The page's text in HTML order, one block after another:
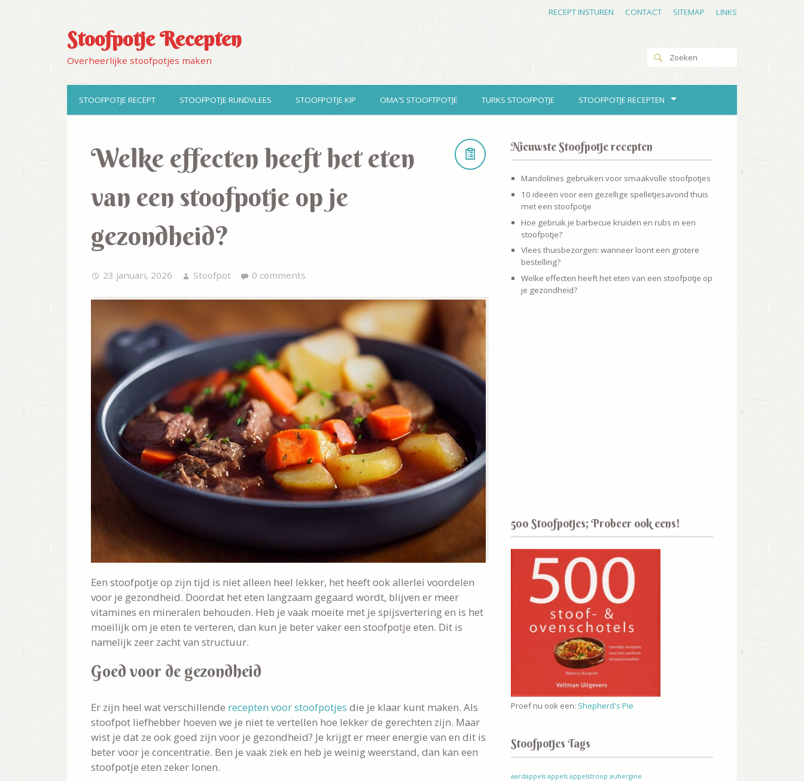
RECEPT INSTUREN CONTACT SITEMAP LINKS
Stoofpotje Recepten
Overheerlijke stoofpotjes maken
STOOFPOTJE RECEPT STOOFPOTJE RUNDVLEES STOOFPOTJE KIP OMA’S STOOFTPOTJE TURKS STOOFPOTJE STOOFPOTJE RECEPTEN
Welke effecten heeft het eten
van een stoofpotje op je
gezondheid?
23 januari, 2026 Stoofpot 0 comments
Een stoofpotje op zijn tijd is niet alleen heel lekker, het heeft ook allerlei voordelen
voor je gezondheid. Doordat het eten langzaam gegaard wordt, blijven er meer
vitamines en mineralen behouden. Heb je vaak moeite met je spijsvertering en is het
moeilijk om je eten te verteren, dan kun je beter vaker een stoofpotje eten. Dit is
namelijk zeer zacht van structuur.
Goed voor de gezondheid
Er zijn heel wat verschillende recepten voor stoofpotjes die je klaar kunt maken. Als
stoofpot liefhebber hoeven we je niet te vertellen hoe lekker de gerechten zijn. Maar
wist je dat ze ook goed zijn voor je gezondheid? Je krijgt er meer energie van en dit is
beter voor je concentratie. Ben je vaak ziek en heb je weinig weerstand, dan kan een
stoofpotje eten zeker lonen.
Nieuwste Stoofpotje recepten
Mandolines gebruiken voor smaakvolle stoofpotjes
10 ideeën voor een gezellige spelletjesavond thuis
met een stoofpotje
Hoe gebruik je barbecue kruiden en rubs in een
stoofpotje?
Vlees thuisbezorgen: wanneer loont een grotere
bestelling?
Welke effecten heeft het eten van een stoofpotje op
je gezondheid?
500 Stoofpotjes; Probeer ook eens!
Proef nu ook een: Shepherd's Pie
Stoofpotjes Tags
aardappels appels appelstroop aubergine